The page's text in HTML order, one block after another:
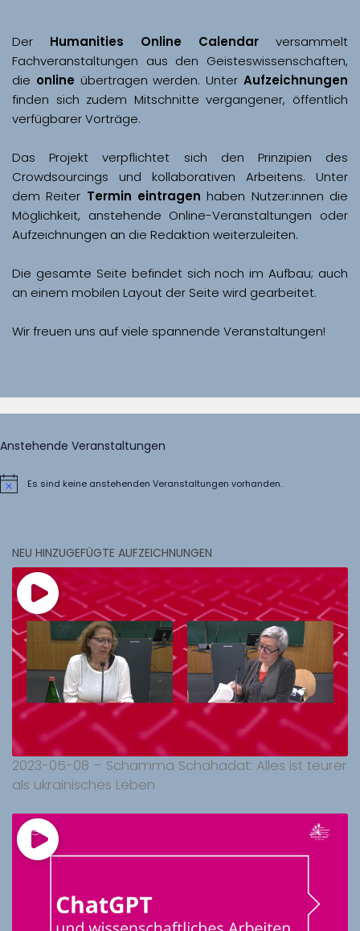
Der Humanities Online Calendar versammelt
Fachveranstaltungen aus den Geisteswissenschaften,
die online übertragen werden. Unter Aufzeichnungen
finden sich zudem Mitschnitte vergangener, öffentlich
Das Projekt verpflichtet sich den Prinzipien des
Crowdsourcings und kollaborativen Arbeitens. Unter
dem Reiter Termin eintragen haben Nutzer:innen die
Möglichkeit, anstehende Online-Veranstaltungen oder
Aufzeichnungen an die Redaktion weiterzuleiten.
Die gesamte Seite befindet sich noch im Aufbau; auch
Wir freuen uns auf viele spannende Veranstaltungen!
Anstehende Veranstaltungen
HinweisEs sind keine anstehenden Veranstaltungen vorhanden.
NEU HINZUGEFÜGTE AUFZEICHNUNGEN
2023-05-08 – Schamma Schahadat: Alles ist teurer
als ukrainisches Leben